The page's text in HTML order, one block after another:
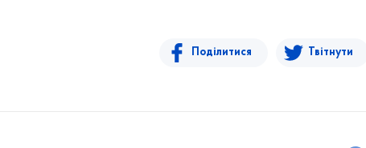
Поділитися Твітнути